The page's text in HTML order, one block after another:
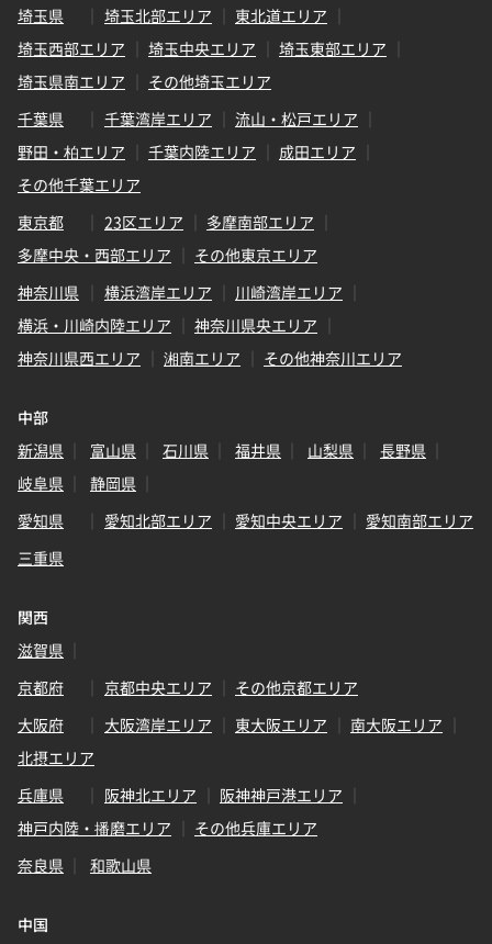
埼玉県
埼玉北部エリア
東北道エリア
埼玉西部エリア
埼玉中央エリア
埼玉東部エリア
埼玉県南エリア
その他埼玉エリア
千葉県
千葉湾岸エリア
流山・松戸エリア
野田・柏エリア
千葉内陸エリア
成田エリア
その他千葉エリア
東京都
23区エリア
多摩南部エリア
多摩中央・西部エリア
その他東京エリア
神奈川県
横浜湾岸エリア
川崎湾岸エリア
横浜・川崎内陸エリア
神奈川県央エリア
神奈川県西エリア
湘南エリア その他神奈川エリア
中部
新潟県
富山県 石川県 福井県 山梨県
長野県
岐阜県
静岡県
愛知県
愛知北部エリア 愛知中央エリア
愛知南部エリア
三重県
関西
滋賀県
京都府
京都中央エリア
その他京都エリア
大阪府
大阪湾岸エリア 東大阪エリア
南大阪エリア
北摂エリア
兵庫県
阪神北エリア
阪神神戸港エリア
神戸内陸・播磨エリア
その他兵庫エリア
奈良県
和歌山県
中国